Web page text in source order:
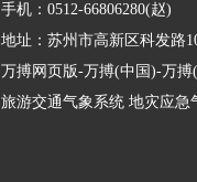
手机：0512-66806280(赵)
地址：苏州市高新区科发路
万搏网页版-万搏(中国)-万
旅游交通气象系统 地灾应急